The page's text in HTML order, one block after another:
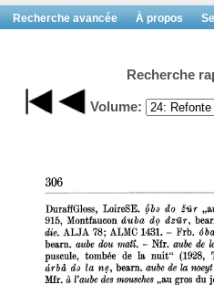
Recherche avancée À propos
Recherche
Volume: